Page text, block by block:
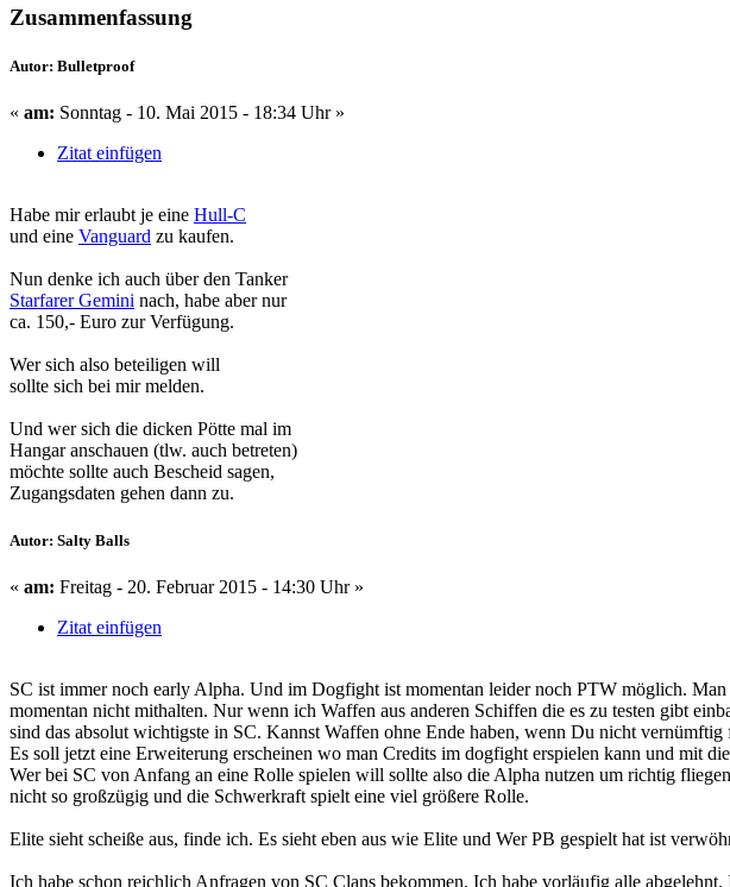
Zusammenfassung
Autor: Bulletproof
« am: Sonntag - 10. Mai 2015 - 18:34 Uhr »
Zitat einfügen
Habe mir erlaubt je eine Hull-C
und eine Vanguard zu kaufen.
Nun denke ich auch über den Tanker
Starfarer Gemini nach, habe aber nur
ca. 150,- Euro zur Verfügung.
Wer sich also beteiligen will
sollte sich bei mir melden.
Und wer sich die dicken Pötte mal im
Hangar anschauen (tlw. auch betreten)
möchte sollte auch Bescheid sagen,
Zugangsdaten gehen dann zu.
Autor: Salty Balls
« am: Freitag - 20. Februar 2015 - 14:30 Uhr »
Zitat einfügen
SC ist immer noch early Alpha. Und im Dogfight ist momentan leider noch PTW möglich.
momentan nicht mithalten. Nur wenn ich Waffen aus anderen Schiffen die es zu testen gibt
sind das absolut wichtigste in SC. Kannst Waffen ohne Ende haben, wenn Du nicht vernümftig
Es soll jetzt eine Erweiterung erscheinen wo man Credits im dogfight erspielen kann und mit
Wer bei SC von Anfang an eine Rolle spielen will sollte also die Alpha nutzen um richtig
nicht so großzügig und die Schwerkraft spielt eine viel größere Rolle.
Elite sieht scheiße aus, finde ich. Es sieht eben aus wie Elite und Wer PB gespielt hat ist
Ich habe schon reichlich Anfragen von SC Clans bekommen. Ich habe vorläufig alle